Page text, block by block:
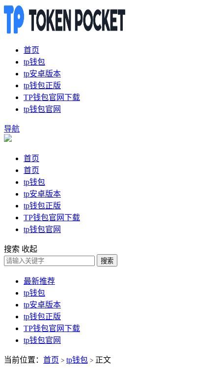
首页
tp钱包
tp安卓版本
tp钱包正版
TP钱包官网下载
tp钱包官网
导航
首页
首页
tp钱包
tp安卓版本
tp钱包正版
TP钱包官网下载
tp钱包官网
搜索 收起
搜索
最新推荐
tp钱包
tp安卓版本
tp钱包正版
TP钱包官网下载
tp钱包官网
当前位置： 首页 > tp钱包 > 正文